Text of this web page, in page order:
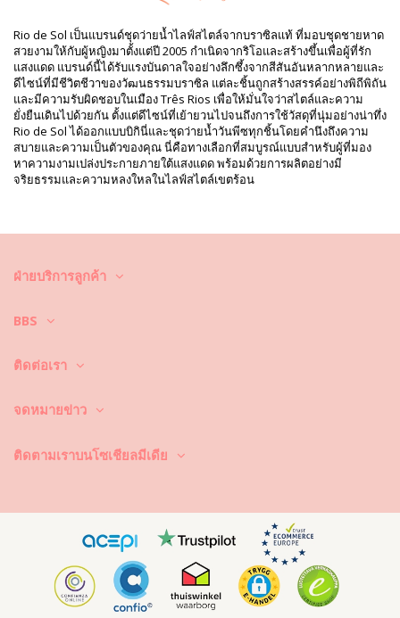
Spandex (LYCRA) - OEKO-TEX - Chlorine Resistant
ป้องกันรังสียูวี: UPF 50+
ข้อมูลผลิตภัณฑ์
แผนก: ผู้หญิง, One piece swimsuits
รวมแพ็คเกจ: 1 x One piece swimsuits (ไม่รวมอุปกรณ์เสริมอื่น ๆ)
HS CODE: 6112.41.0010
SKU: 1981127161
EAN: XS (7899810463319), S (7899810463326), M (7899810463333),
L (7899810463340), XL (7899810463357)
น้ำหนัก: 115g / 0.25lb / 4.06oz
การปรับแต่งภาพถ่าย
คำแนะนำในการดูแลสำหรับ: Rio de Sol Malibu-Natural
คุณต้องการเพลิดเพลินไปกับชุดบิกินี่ที่ยังคงดูใหม่และมีสีสันสวยสดใส
มากกว่าหนึ่งฤดูกาลใช่หรือ? ถ้าเป็นเช่นนั้น คุณต้องเรียนรู้วิธีการดูแลชุดบิกินี่
ที่สวยสดใสของชุดบิกินี่ แม้จะพูดอย่างนี้ แต่จะทำอย่างไรล่ะ ให้ชุดบิกินี่มีอายุ
ประการแรก : หลีกเลี่ยงการนั่งบริเวณที่มีพื้นผิวขรุขระ เมื่อคุณต้องการที่จะ
ผิวที่มีลักษณะขรุขระ เช่น พื้นคอนกรีตหิน (ขอบสระว่ายน้ำ) หรือไม้ (เศษไม้!)
อาจทำให้เนื้อผ้าของชุดว่ายน้ำ ได้รับความเสียหายได้
ซักและทำความสะอาดอย่างไร? หลังจากการใช้งานทุกครั้ง ให้ล้างบิกินี่ในน้ำ
ทำลายเนื้อผ้า อย่างเช่น ผลิตภัณฑ์ทำความสะอาดชุดว่ายน้ำโดยเฉพาะ หรือ
อย่าลืมนำชุดว่ายน้ำออกจากกระเป๋าชายหาดหรือกระเป๋าของคุณ อย่าปล่อย
ให้ชุดว่ายน้ำเปียกเป็นเวลานาน โดยเฉพาะการพับชุดในขณะที่ชุดยังเปียก
และชื้น ทำไม? เพราะงานพิมพ์และลวดลายที่อยู่บนชุดว่ายน้ำอาจเปลี่ยนสีได้
นั่นเอง และถ้าหากชุดบิกินี่ของคุณประดับประดาไปด้วยหิน ไข่มุกหรือการ
Rio de Sol เป็นแบรนด์ชุดว่ายน้ำไลฟ์สไตล์จากบราซิลแท้ ที่มอบชุดชายหาด
สวยงามให้กับผู้หญิงมาตั้งแต่ปี 2005 กำเนิดจากริโอและสร้างขึ้นเพื่อผู้ที่รัก
แสงแดด แบรนด์นี้ได้รับแรงบันดาลใจอย่างลึกซึ้งจากสีสันอันหลากหลายและ
ดีไซน์ที่มีชีวิตชีวาของวัฒนธรรมบราซิล แต่ละชิ้นถูกสร้างสรรค์อย่างพิถีพิถัน
และมีความรับผิดชอบในเมือง Três Rios เพื่อให้มั่นใจว่าสไตล์และความ
ยั่งยืนเดินไปด้วยกัน ตั้งแต่ดีไซน์ที่เย้ายวนไปจนถึงการใช้วัสดุที่นุ่มอย่างน่าทึ่ง
Rio de Sol ได้ออกแบบบิกินี่และชุดว่ายน้ำวันพีซทุกชิ้นโดยคำนึงถึงความ
สบายและความเป็นตัวของคุณ นี่คือทางเลือกที่สมบูรณ์แบบสำหรับผู้ที่มอง
หาความงามเปล่งประกายภายใต้แสงแดด พร้อมด้วยการผลิตอย่างมี
จริยธรรมและความหลงใหลในไลฟ์สไตล์เขตร้อน
ฝ่ายบริการลูกค้า
BBS
ติดต่อเรา
จดหมายข่าว
ติดตามเราบนโซเชียลมีเดีย